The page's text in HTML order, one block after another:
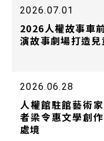
2026.07.01
2026人權故事車
演故事劇場打造
2026.06.28
人權館駐館藝術
者梁令惠文學創
處境